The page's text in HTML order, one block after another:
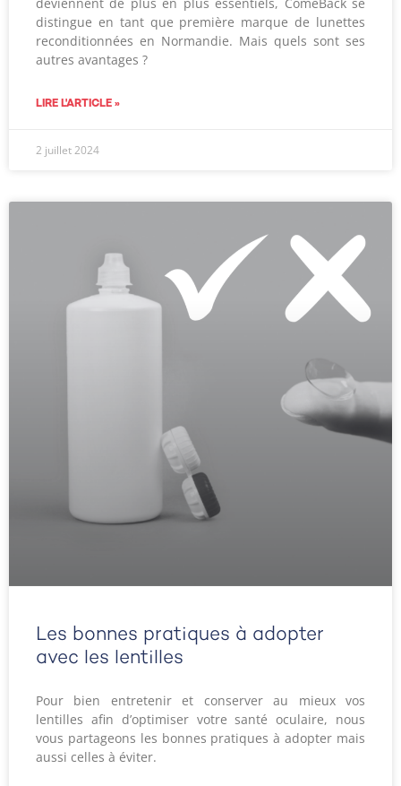
distingue en tant que première marque de lunettes
reconditionnées en Normandie. Mais quels sont ses
autres avantages ?
LIRE L'ARTICLE »
2 juillet 2024
Les bonnes pratiques à adopter
avec les lentilles
Pour bien entretenir et conserver au mieux vos
lentilles afin d’optimiser votre santé oculaire, nous
vous partageons les bonnes pratiques à adopter mais
aussi celles à éviter.